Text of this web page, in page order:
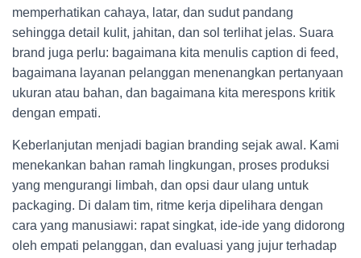
memperhatikan cahaya, latar, dan sudut pandang
sehingga detail kulit, jahitan, dan sol terlihat jelas. Suara
brand juga perlu: bagaimana kita menulis caption di feed,
bagaimana layanan pelanggan menenangkan pertanyaan
ukuran atau bahan, dan bagaimana kita merespons kritik
dengan empati.
Keberlanjutan menjadi bagian branding sejak awal. Kami
menekankan bahan ramah lingkungan, proses produksi
yang mengurangi limbah, dan opsi daur ulang untuk
packaging. Di dalam tim, ritme kerja dipelihara dengan
cara yang manusiawi: rapat singkat, ide-ide yang didorong
oleh empati pelanggan, dan evaluasi yang jujur terhadap